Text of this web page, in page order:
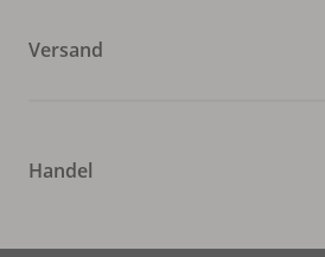
Versand
Handel